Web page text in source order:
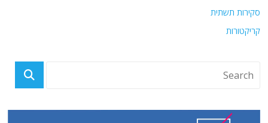
סקירות תשתית
קריקטורות